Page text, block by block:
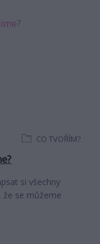
CO TVOŘÍM?
si všechny
že se můžeme